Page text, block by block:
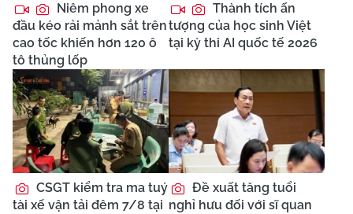
Niêm phong xe
đầu kéo rải mảnh sắt trên
cao tốc khiến hơn 120 ô
tô thủng lốp
Thành tích ấn
tượng của học sinh Việt
tại kỳ thi AI quốc tế 2026
CSGT kiểm tra ma tuý
tài xế vận tải đêm 7/8 tại
Đề xuất tăng tuổi
nghỉ hưu đối với sĩ quan